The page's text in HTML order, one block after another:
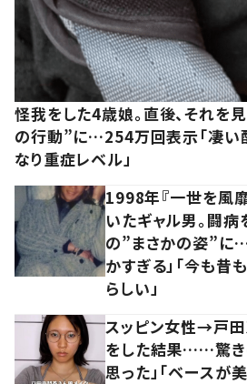
怪我をした4歳娘。直後、それを
の行動”に…254万回表示「凄い配
なり重症レベル」
1998年『一世を風
いたギャル男。闘
の”まさかの姿”に…
かすぎる」「今も昔
らしい」
スッピン女性→戸
をした結果……驚き
思った」「ベースが美